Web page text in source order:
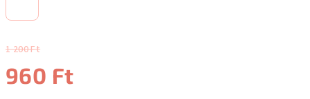
1 200 Ft
960 Ft